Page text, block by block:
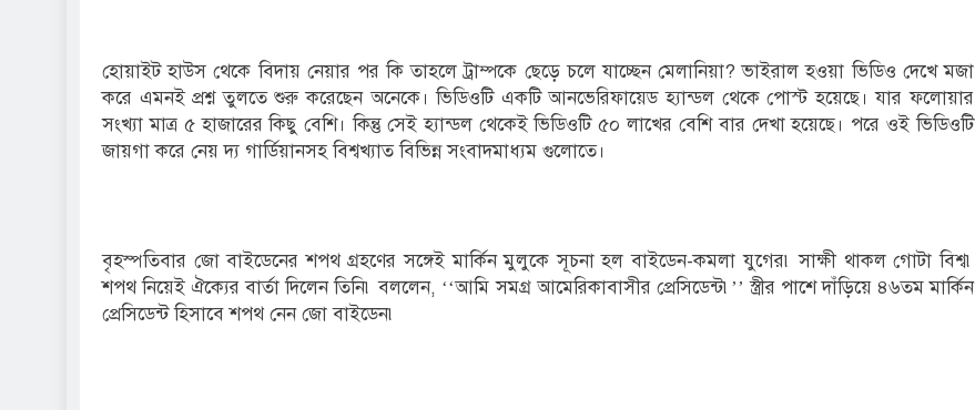
হোয়াইট হাউস থেকে বিদায় নেয়ার পর কি তাহলে ট্রাম্পকে ছেড়ে চলে যাচ্ছেন মেলানিয়া? ভাইরাল হওয়া ভিডিও দেখে মজা
করে এমনই প্রশ্ন তুলতে শুরু করেছেন অনেকে। ভিডিওটি একটি আনভেরিফায়েড হ্যান্ডল থেকে পোস্ট হয়েছে। যার ফলোয়ার
সংখ্যা মাত্র ৫ হাজারের কিছু বেশি। কিন্তু সেই হ্যান্ডল থেকেই ভিডিওটি ৫০ লাখের বেশি বার দেখা হয়েছে। পরে ওই ভিডিওটি
জায়গা করে নেয় দ্য গার্ডিয়ানসহ বিশ্বখ্যাত বিভিন্ন সংবাদমাধ্যম গুলোতে।
বৃহস্পতিবার জো বাইডেনের শপথ গ্রহণের সঙ্গেই মার্কিন মুলুকে সূচনা হল বাইডেন-কমলা যুগের৷ সাক্ষী থাকল গোটা বিশ্ব৷
শপথ নিয়েই ঐক্যের বার্তা দিলেন তিনি৷ বললেন, ‘‘আমি সমগ্র আমেরিকাবাসীর প্রেসিডেন্ট৷’’ স্ত্রীর পাশে দাঁড়িয়ে ৪৬তম মার্কিন
প্রেসিডেন্ট হিসাবে শপথ নেন জো বাইডেন৷